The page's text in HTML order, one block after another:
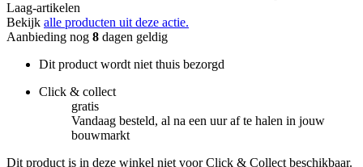
Laag-artikelen
Bekijk alle producten uit deze actie.
Aanbieding nog 8 dagen geldig
Dit product wordt niet thuis bezorgd
Click & collect
gratis
Vandaag besteld, al na een uur af te halen in jouw
bouwmarkt
Dit product is in deze winkel niet voor Click & Collect beschikbaar.